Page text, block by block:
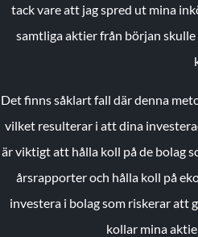
tack vare att jag spred ut mina
samtliga aktier från början
Det finns såklart fall där denna
vilket resulterar i att dina
är viktigt att hålla koll på de bolag
årsrapporter och hålla koll på
investera i bolag som riskerar att
kollar mina